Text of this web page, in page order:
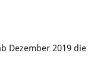
Dezember 2019 die